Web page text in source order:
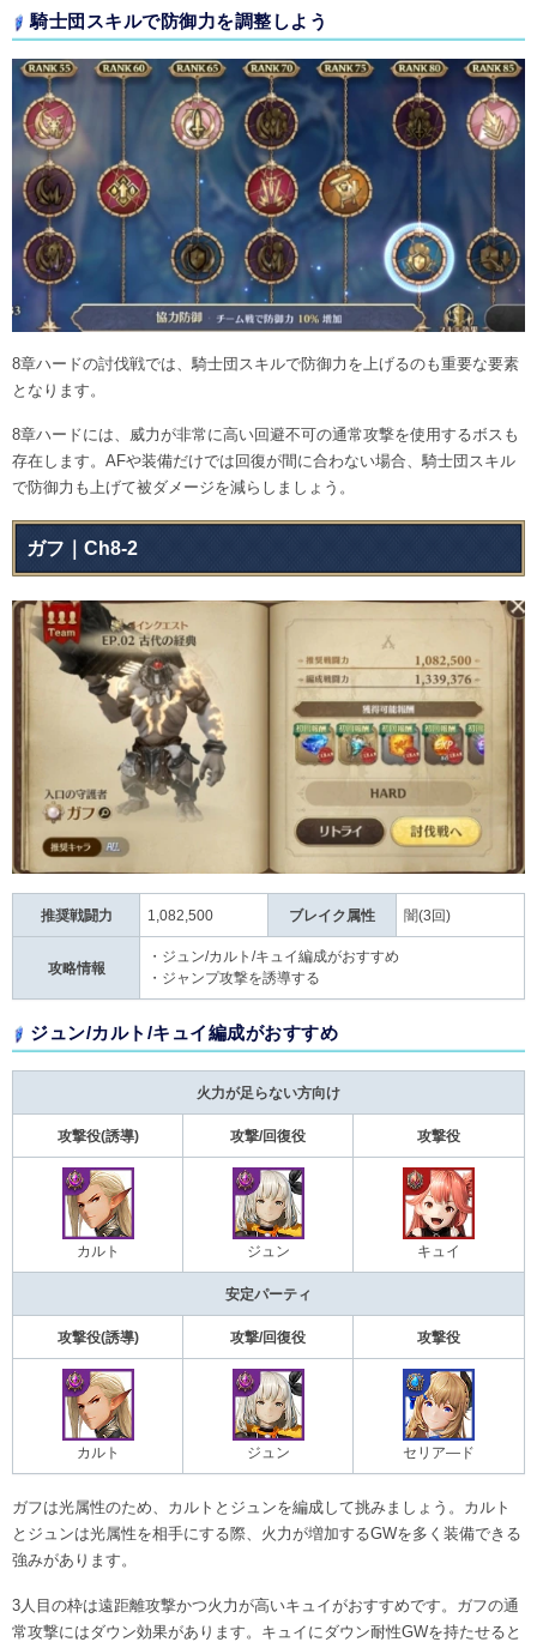
騎士団スキルで防御力を調整しよう
8章ハードの討伐戦では、騎士団スキルで防御力を上げるのも重要な要素
となります。
8章ハードには、威力が非常に高い回避不可の通常攻撃を使用するボスも
存在します。AFや装備だけでは回復が間に合わない場合、騎士団スキル
で防御力も上げて被ダメージを減らしましょう。
ガフ｜Ch8-2
推奨戦闘力 1,082,500 ブレイク属性 闇(3回)
攻略情報
・ジュン/カルト/キュイ編成がおすすめ
・ジャンプ攻撃を誘導する
ジュン/カルト/キュイ編成がおすすめ
火力が足らない方向け
攻撃役(誘導) 攻撃/回復役 攻撃役
カルト ジュン キュイ
安定パーティ
攻撃役(誘導) 攻撃/回復役 攻撃役
カルト ジュン セリア―ド
ガフは光属性のため、カルトとジュンを編成して挑みましょう。カルト
とジュンは光属性を相手にする際、火力が増加するGWを多く装備できる
強みがあります。
3人目の枠は遠距離攻撃かつ火力が高いキュイがおすすめです。ガフの通
常攻撃にはダウン効果があります。キュイにダウン耐性GWを持たせると